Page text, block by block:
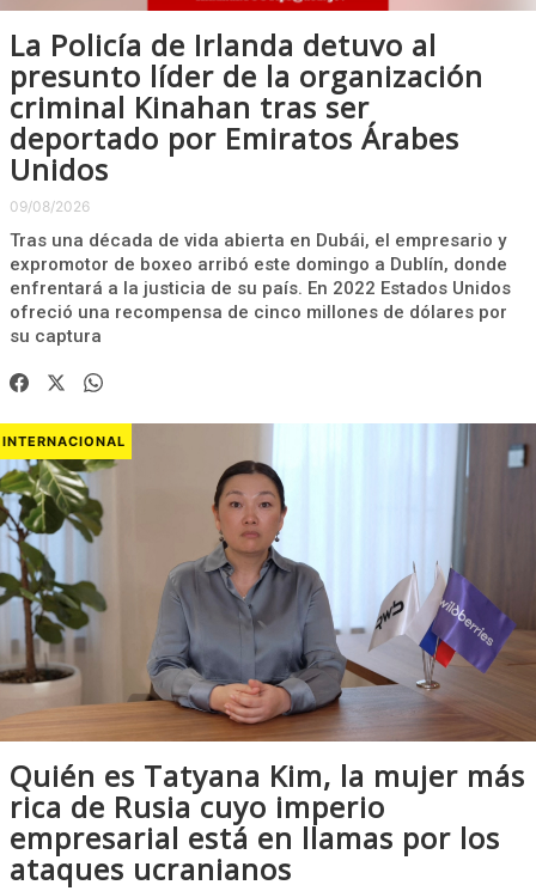
La Policía de Irlanda detuvo al
presunto líder de la organización
criminal Kinahan tras ser
deportado por Emiratos Árabes
Unidos
09/08/2026
Tras una década de vida abierta en Dubái, el empresario y
expromotor de boxeo arribó este domingo a Dublín, donde
enfrentará a la justicia de su país. En 2022 Estados Unidos
ofreció una recompensa de cinco millones de dólares por
su captura
INTERNACIONAL
Quién es Tatyana Kim, la mujer más
rica de Rusia cuyo imperio
empresarial está en llamas por los
ataques ucranianos